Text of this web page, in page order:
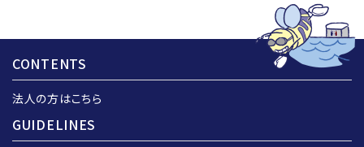
CONTENTS
法人の方はこちら
GUIDELINES